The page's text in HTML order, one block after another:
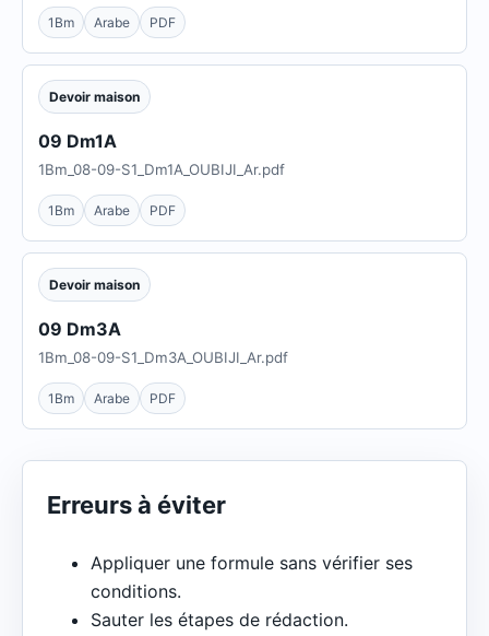
1Bm Arabe PDF
Devoir maison
09 Dm1A
1Bm_08-09-S1_Dm1A_OUBIJI_Ar.pdf
1Bm Arabe PDF
Devoir maison
09 Dm3A
1Bm_08-09-S1_Dm3A_OUBIJI_Ar.pdf
1Bm Arabe PDF
Erreurs à éviter
Appliquer une formule sans vérifier ses
conditions.
Sauter les étapes de rédaction.